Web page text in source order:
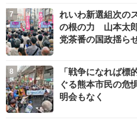
れいわ新選組次の
の根の力 山本太
党茶番の国政揺ら
「戦争になれば
ぐる熊本市民の
明会もなく